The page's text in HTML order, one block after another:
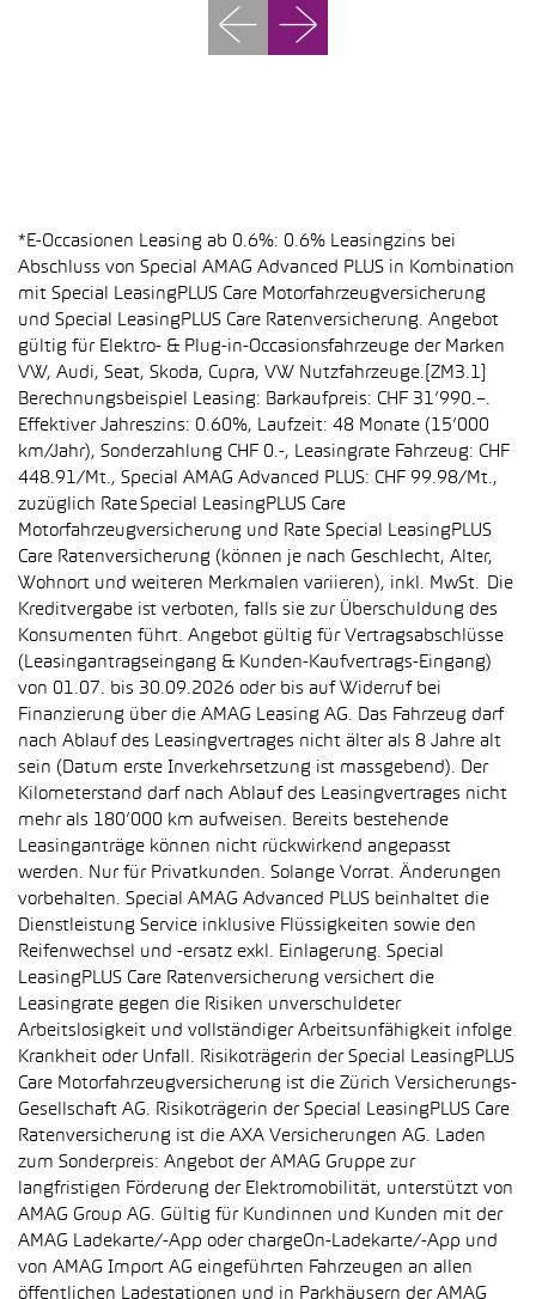
*E-Occasionen Leasing ab 0.6%: 0.6% Leasingzins bei
Abschluss von Special AMAG Advanced PLUS in Kombination
mit Special LeasingPLUS Care Motorfahrzeugversicherung
und Special LeasingPLUS Care Ratenversicherung. Angebot
gültig für Elektro- & Plug-in-Occasionsfahrzeuge der Marken
VW, Audi, Seat, Skoda, Cupra, VW Nutzfahrzeuge.[ZM3.1]
Berechnungsbeispiel Leasing: Barkaufpreis: CHF 31’990.–.
Effektiver Jahreszins: 0.60%, Laufzeit: 48 Monate (15’000
km/Jahr), Sonderzahlung CHF 0.-, Leasingrate Fahrzeug: CHF
448.91/Mt., Special AMAG Advanced PLUS: CHF 99.98/Mt.,
zuzüglich Rate Special LeasingPLUS Care
Motorfahrzeugversicherung und Rate Special LeasingPLUS
Care Ratenversicherung (können je nach Geschlecht, Alter,
Wohnort und weiteren Merkmalen variieren), inkl. MwSt. Die
Kreditvergabe ist verboten, falls sie zur Überschuldung des
Konsumenten führt. Angebot gültig für Vertragsabschlüsse
(Leasingantragseingang & Kunden-Kaufvertrags-Eingang)
von 01.07. bis 30.09.2026 oder bis auf Widerruf bei
Finanzierung über die AMAG Leasing AG. Das Fahrzeug darf
nach Ablauf des Leasingvertrages nicht älter als 8 Jahre alt
sein (Datum erste Inverkehrsetzung ist massgebend). Der
Kilometerstand darf nach Ablauf des Leasingvertrages nicht
mehr als 180’000 km aufweisen. Bereits bestehende
Leasinganträge können nicht rückwirkend angepasst
werden. Nur für Privatkunden. Solange Vorrat. Änderungen
vorbehalten. Special AMAG Advanced PLUS beinhaltet die
Dienstleistung Service inklusive Flüssigkeiten sowie den
Reifenwechsel und -ersatz exkl. Einlagerung. Special
LeasingPLUS Care Ratenversicherung versichert die
Leasingrate gegen die Risiken unverschuldeter
Arbeitslosigkeit und vollständiger Arbeitsunfähigkeit infolge
Krankheit oder Unfall. Risikoträgerin der Special LeasingPLUS
Care Motorfahrzeugversicherung ist die Zürich Versicherungs-
Gesellschaft AG. Risikoträgerin der Special LeasingPLUS Care
Ratenversicherung ist die AXA Versicherungen AG. Laden
zum Sonderpreis: Angebot der AMAG Gruppe zur
langfristigen Förderung der Elektromobilität, unterstützt von
AMAG Group AG. Gültig für Kundinnen und Kunden mit der
AMAG Ladekarte/-App oder chargeOn-Ladekarte/-App und
von AMAG Import AG eingeführten Fahrzeugen an allen
öffentlichen Ladestationen und in Parkhäusern der AMAG